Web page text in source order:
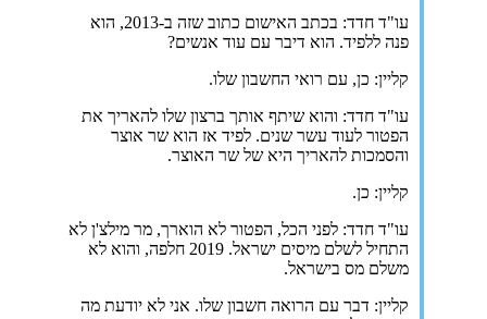
עו"ד חדד: בכתב האישום כתוב שזה ב-2013, הוא
פנה ללפיד. הוא דיבר עם עוד אנשים?
קליין: כן, עם רואי החשבון שלו.
עו"ד חדד: והוא שיתף אותך ברצון שלו להאריך את
הפטור לעוד עשר שנים. לפיד אז הוא שר אוצר
והסמכות להאריך היא של שר האוצר.
קליין: כן.
עו"ד חדד: לפני הכל, הפטור לא הוארך, מר מילצ'ן לא
התחיל לשלם מיסים ישראל. 2019 חלפה, והוא לא
משלם מס בישראל.
קליין: דבר עם הרואה חשבון שלו. אני לא יודעת מה